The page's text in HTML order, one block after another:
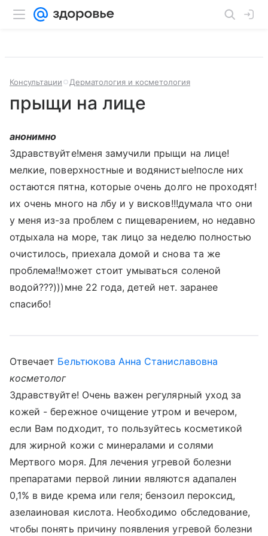
Консультации Дерматология и косметология
прыщи на лице
анонимно
Здравствуйте!меня замучили прыщи на лице!
мелкие, поверхностные и водянистые!после них
остаются пятна, которые очень долго не проходят!
их очень много на лбу и у висков!!!думала что они
у меня из-за проблем с пищеварением, но недавно
отдыхала на море, так лицо за неделю полностью
очистилось, приехала домой и снова та же
проблема!!может стоит умываться соленой
водой???)))мне 22 года, детей нет. заранее
спасибо!
Отвечает Бельтюкова Анна Станиславовна
косметолог
Здравствуйте! Очень важен регулярный уход за
кожей - бережное очищение утром и вечером,
если Вам подходит, то пользуйтесь косметикой
для жирной кожи с минералами и солями
Мертвого моря. Для лечения угревой болезни
препаратами первой линии являются адапален
0,1% в виде крема или геля; бензоил пероксид,
азелаиновая кислота. Необходимо обследование,
чтобы понять причину появления угревой болезни